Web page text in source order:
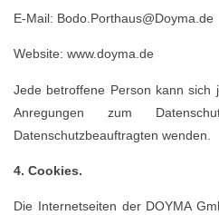
E-Mail: Bodo.Porthaus@Doyma.de
Website: www.doyma.de
Jede betroffene Person kann sich
Anregungen zum
Datenschutzbeauftragten wenden.
4. Cookies.
Die Internetseiten der DOYMA